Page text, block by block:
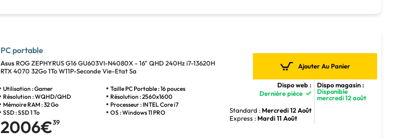
PC portable
Asus ROG ZEPHYRUS G16 GU603VI-N4080X - 16" QHD 240Hz i7-13620H
RTX 4070 32Go 1To W11P-Seconde Vie-Etat Sa
Utilisation : Gamer
Taille PC Portable : 16 pouces
Résolution : WQHD/QHD
Résolution : 2560x1600
Mémoire RAM : 32 Go
Processeur : INTEL Core i7
SSD : SSD 1 To
OS : Windows 11 PRO
2006€39
Ajouter Au Panier
Dispo web :
Dernière pièce
Standard : Mercredi 12 Août
Express : Mardi 11 Août
Dispo magasin :
Disponible
mercredi 12 août